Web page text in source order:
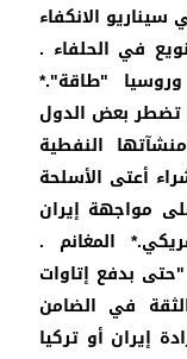
الانكفاء
في الحلفاء .
"طاقة".*
تضطر بعض الدول
النفطية
أعتى الأسلحة
مواجهة إيران
المغانم .
بدفع إتاوات
في الضامن
إيران أو تركيا